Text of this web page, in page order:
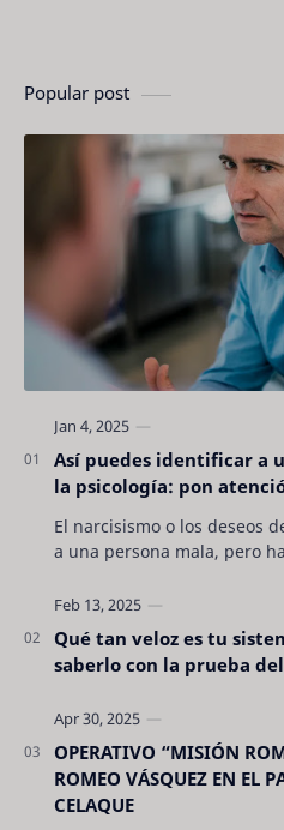
Popular post
Así puedes identificar a
la psicología: pon
El narcisismo o los deseos
a una persona mala, pero
Qué tan veloz es tu
saberlo con la prueba
OPERATIVO “MISIÓN
ROMEO VÁSQUEZ EN EL
CELAQUE